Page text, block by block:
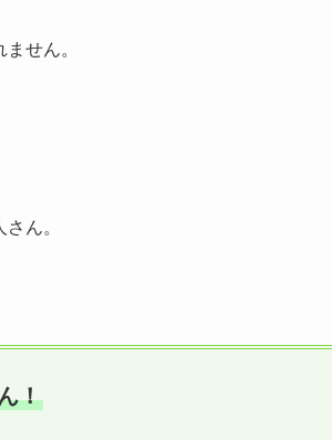
せん。
ん。
！